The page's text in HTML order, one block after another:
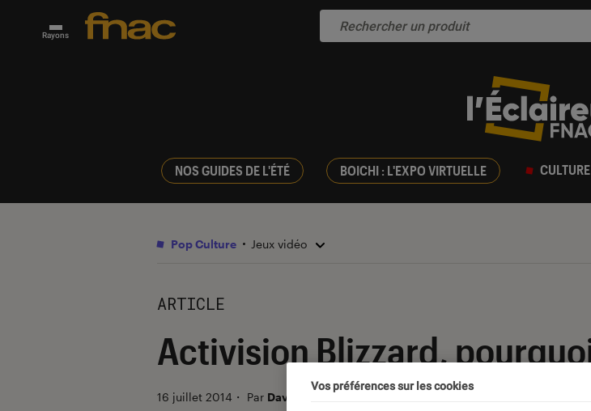
Rayons
NOS GUIDES DE L'ÉTÉ BOICHI : L'EXPO VIRTUELLE CULTURE
Pop Culture Jeux vidéo
ARTICLE
Activision Blizzard,
16 juillet 2014 ・ Par David
Vos préférences sur les cookies